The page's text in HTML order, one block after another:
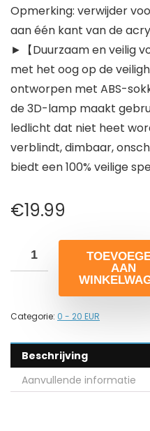
Opmerking: verwijder
aan één kant van de
►【Duurzaam en veilig
met het oog op de
ontworpen met ABS-
de 3D-lamp maakt
ledlicht dat niet heet
verblindt, dimbaar,
biedt een 100% veilige
€19.99
AAN
Categorie: 0 - 20 EUR
Beschrijving
Aanvullende informatie